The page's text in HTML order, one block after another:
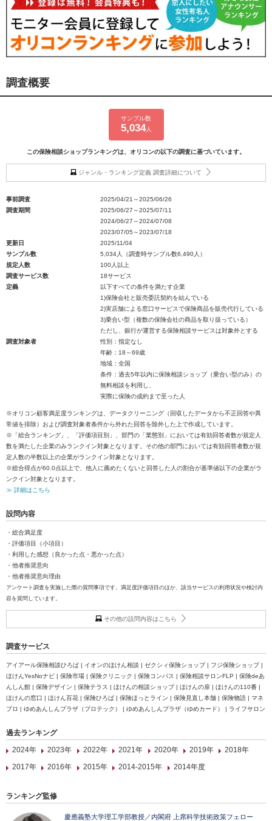
調査概要
サンプル数
5,034人
この保険相談ショップランキングは、オリコンの以下の調査に基づいています。
ジャンル・ランキング定義 調査詳細について
事前調査
2025/04/21～2025/06/26
調査期間
2025/06/27～2025/07/11
2024/06/27～2024/07/08
2023/07/05～2023/07/18
更新日
2025/11/04
サンプル数
5,034人（調査時サンプル数6,490人）
規定人数
100人以上
調査サービス数
18サービス
定義
以下すべての条件を満たす企業
1)保険会社と販売委託契約を結んでいる
2)実店舗による窓口サービスで保険商品を販売代行している
3)乗合い型（複数の保険会社の商品を取り扱っている）
ただし、銀行が運営する保険相談サービスは対象外とする
調査対象者
性別：指定なし
年齢：18～69歳
地域：全国
条件：過去5年以内に保険相談ショップ（乗合い型のみ）の
無料相談を利用し、
実際に保険の成約まで至った人
※オリコン顧客満足度ランキングは、データクリーニング（回収したデータから不正回答や異
常値を排除）および調査対象者条件から外れた回答を除外した上で作成しています。
※「総合ランキング」、「評価項目別」、部門の「業態別」においては有効回答者数が規定人
数を満たした企業のみランクイン対象となります。その他の部門においては有効回答者数が規
定人数の半数以上の企業がランクイン対象となります。
※総合得点が60.0点以上で、他人に薦めたくないと回答した人の割合が基準値以下の企業がラ
ンクイン対象となります。
≫ 詳細はこちら
設問内容
・総合満足度
・評価項目（小項目）
・利用した感想（良かった点・悪かった点）
・他者推奨意向
・他者推奨意向理由
アンケート調査を実施した際の質問事項です。満足度評価項目のほか、該当サービスの利用状況や検討内
容を質問しています。
その他の設問内容はこちら
調査サービス
アイアール保険相談ひろば | イオンのほけん相談 | ゼクシィ保険ショップ | フジ保険ショップ |
ほけんYesNoナビ | 保険市場 | 保険クリニック | 保険コンパス | 保険相談サロンFLP | 保険deあ
んしん館 | 保険デザイン | 保険テラス | ほけんの相談ショップ | ほけんの扉 | ほけんの110番 |
ほけんの窓口 | ほけん百花 | 保険ひろば | 保険ほっとライン | 保険見直し本舗 | 保険物語 | マネ
プロ | ゆめあんしんプラザ（プロテック） | ゆめあんしんプラザ（ゆめカード） | ライフサロン
過去ランキング
2024年
2023年 2022年 2021年 2020年 2019年
2018年
2017年
2016年 2015年 2014-2015年 2014年度
ランキング監修
慶應義塾大学理工学部教授／内閣府 上席科学技術政策フェロー